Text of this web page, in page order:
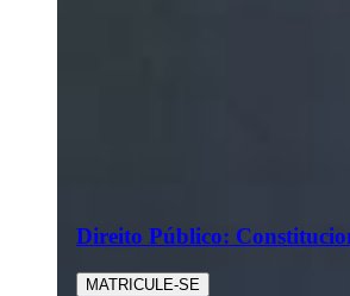
Direito Público:
MATRICULE-SE